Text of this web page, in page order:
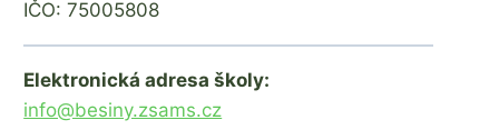
IČO: 75005808
Elektronická adresa školy:
info@besiny.zsams.cz